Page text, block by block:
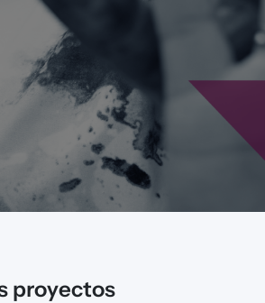
proyectos